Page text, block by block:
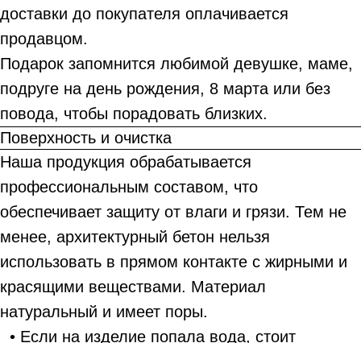
доставки до покупателя оплачивается
продавцом.
Подарок запомнится любимой девушке, маме,
подруге на день рождения, 8 марта или без
повода, чтобы порадовать близких.
Поверхность и очистка
Наша продукция обрабатывается
профессиональным составом, что
обеспечивает защиту от влаги и грязи. Тем не
менее, архитектурный бетон нельзя
использовать в прямом контакте с жирными и
красящими веществами. Материал
натуральный и имеет поры.
• Если на изделие попала вода, стоит